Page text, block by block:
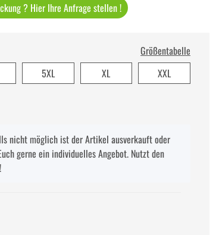
? Hier Ihre Anfrage stellen !
Größentabelle
5XL XL
XXL
nicht möglich ist der Artikel ausverkauft oder
gerne ein individuelles Angebot. Nutzt den